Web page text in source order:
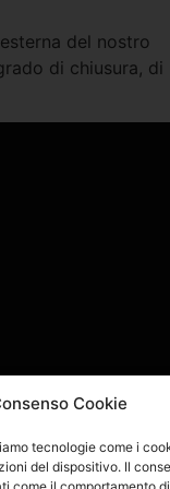
Cookie
tecnologie come i
del dispositivo. Il
del nostro
di chiusura, di